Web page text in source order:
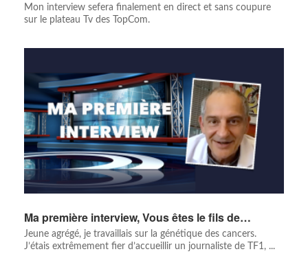
Mon interview sefera finalement en direct et sans coupure
sur le plateau Tv des TopCom.
Ma première interview, Vous êtes le fils de…
Jeune agrégé, je travaillais sur la génétique des cancers.
J’étais extrêmement fier d’accueillir un journaliste de TF1, ...